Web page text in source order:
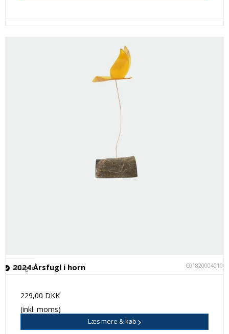
2024 Årsfugl i horn C018200040100
På lager
229,00 DKK
(inkl. moms)
Læs mere & køb